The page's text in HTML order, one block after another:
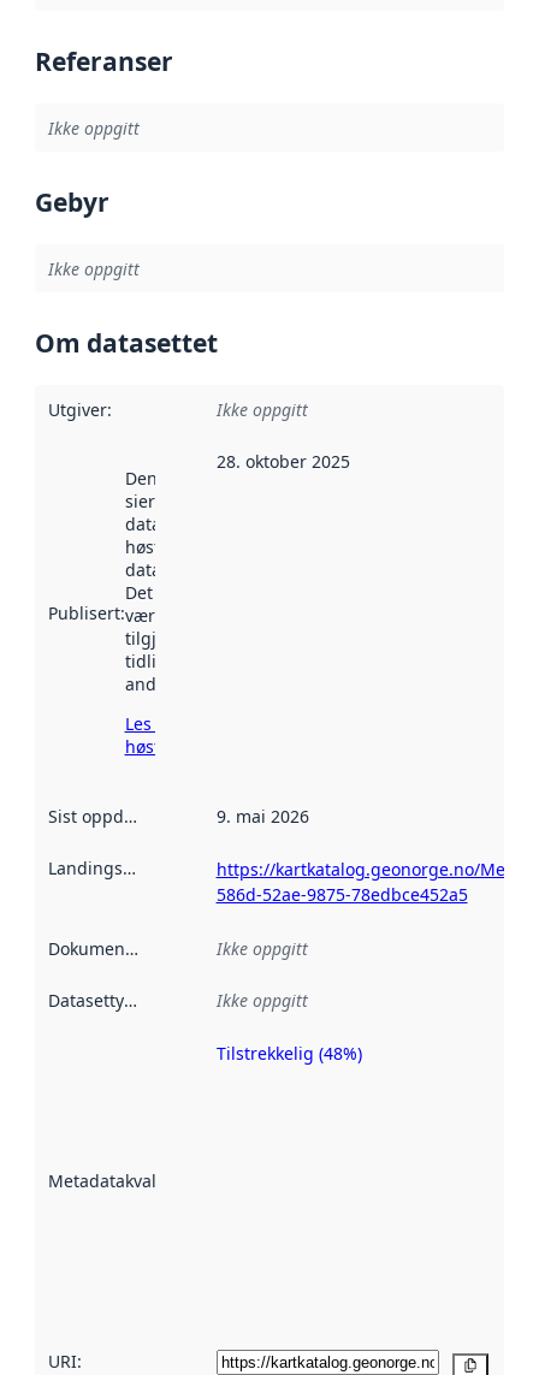
Referanser
Ikke oppgitt
Gebyr
Ikke oppgitt
Om datasettet
Utgiver: Ikke oppgitt
Publisert:
Denne datoen
sier når
datasettet ble
høstet av
data.norge.no.
Det kan ha
vært
tilgjengelig
tidligere
andre steder.
Les mer om
høsting her
28. oktober 2025
Sist oppdatert 9. mai 2026
Landingsside
https://kartkatalog.geonorge.no/
586d-52ae-9875-78edbce452a5
Dokumentasjon Ikke oppgitt
Datasettype Ikke oppgitt
Metadatakvalitet
Metadatakvalitet
Tilstrekkelig (48%)
URI: